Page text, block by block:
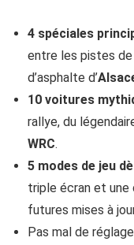
4 spéciales
entre les pistes de
d’asphalte d’
10 voitures
rallye, du
WRC.
5 modes de jeu
triple écran et une
futures mises à
Pas mal de